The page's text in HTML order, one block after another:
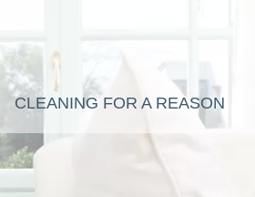
CLEANING FOR A REASON